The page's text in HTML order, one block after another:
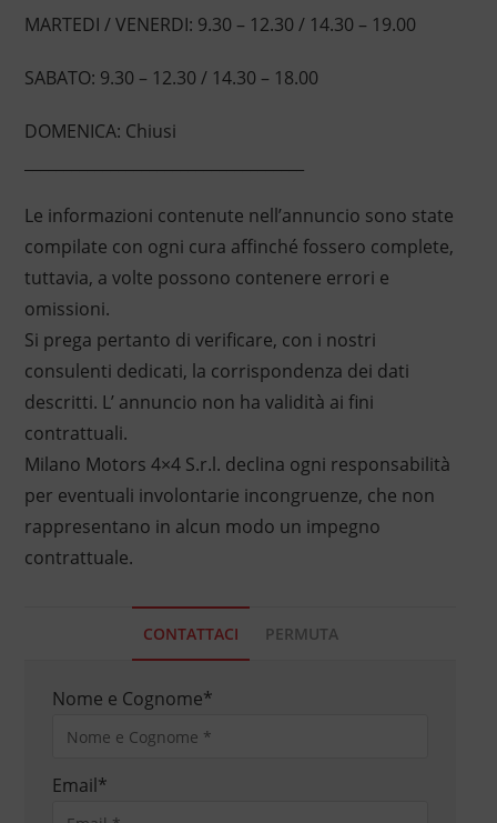
MARTEDI / VENERDI: 9.30 – 12.30 / 14.30 – 19.00
SABATO: 9.30 – 12.30 / 14.30 – 18.00
DOMENICA: Chiusi
Le informazioni contenute nell’annuncio sono state
compilate con ogni cura affinché fossero complete,
tuttavia, a volte possono contenere errori e
omissioni.
Si prega pertanto di verificare, con i nostri
consulenti dedicati, la corrispondenza dei dati
descritti. L’ annuncio non ha validità ai fini
contrattuali.
Milano Motors 4×4 S.r.l. declina ogni responsabilità
per eventuali involontarie incongruenze, che non
rappresentano in alcun modo un impegno
contrattuale.
CONTATTACI PERMUTA
Nome e Cognome*
Email*